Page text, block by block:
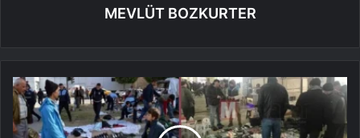
MEVLÜT BOZKURTER